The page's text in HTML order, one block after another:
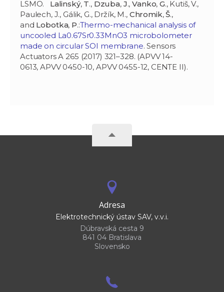
LSMO. Lalinský, T., Dzuba, J.,Vanko, G., Kutiš, V.,
Paulech, J., Gálik, G., Držík, M., Chromik,Š.,
and Lobotka, P.:Thermo-mechanical analysis of
uncooled La0.67Sr0.33MnO3 microbolometer
made on circular SOI membrane. Sensors
Actuators A 265 (2017) 321–328. (APVV 14-
0613, APVV 0450-10, APVV 0455-12, CENTE II).
Adresa
Elektrotechnický ústav SAV, v.v.i.
Dúbravská cesta 9
841 04 Bratislava
Slovensko